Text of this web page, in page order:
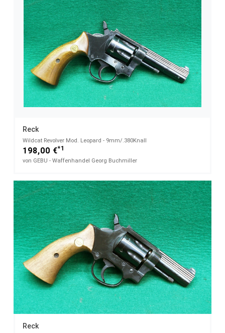
Reck
Wildcat Revolver Mod. Leopard - 9mm/.380Knall
198,00 €*1
von GEBU - Waffenhandel Georg Buchmiller
Reck